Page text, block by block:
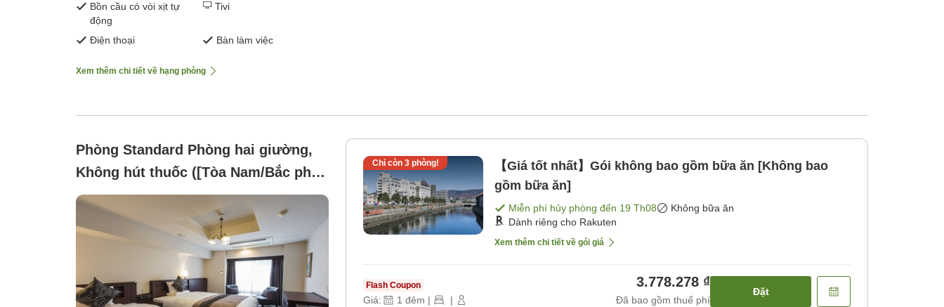
Bồn cầu có vòi xịt tự
động
Tivi
Điện thoại Bàn làm việc
Xem thêm chi tiết về hạng phòng
Phòng Standard Phòng hai giường,
Không hút thuốc ([Tòa Nam/Bắc phía
kênh đào]Canal A21.5 mét vuông)
Chỉ còn 3phòng!
【Giá tốt nhất】Gói không bao gồm bữa ăn [Không bao
gồm bữa ăn]
Miễn phí hủy phòng đến 19 Th08
Không bữa ăn
Dành riêng cho Rakuten
Xem thêm chi tiết về gói giá
Flash Coupon
Giá: 1 đêm | |
3.778.278 ₫
Đã bao gồm thuế phí
Đặt